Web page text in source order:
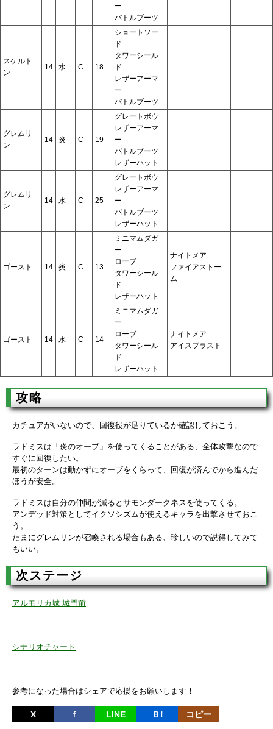
ー
バトルブーツ
スケルト
ン
14 水 C 18
ショートソー
ド
タワーシール
ド
レザーアーマ
ー
バトルブーツ
グレムリ
ン
14 炎 C 19
グレートボウ
レザーアーマ
ー
バトルブーツ
レザーハット
グレムリ
ン
14 水 C 25
グレートボウ
レザーアーマ
ー
バトルブーツ
レザーハット
ゴースト 14 炎 C 13
ミニマムダガ
ー
ローブ
タワーシール
ド
レザーハット
ナイトメア
ファイアストー
ム
ゴースト 14 水 C 14
ミニマムダガ
ー
ローブ
タワーシール
ド
レザーハット
ナイトメア
アイスブラスト
攻略
カチュアがいないので、回復役が足りているか確認しておこう。
ラドミスは「炎のオーブ」を使ってくることがある、全体攻撃なので
すぐに回復したい。
最初のターンは動かずにオーブをくらって、回復が済んでから進んだ
ほうが安全。
ラドミスは自分の仲間が減るとサモンダークネスを使ってくる。
アンデッド対策としてイクソシズムが使えるキャラを出撃させておこ
う。
たまにグレムリンが召喚される場合もある、珍しいので説得してみて
もいい。
次ステージ
アルモリカ城 城門前
シナリオチャート
参考になった場合はシェアで応援をお願いします！
X ｆ LINE Ｂ! コピー